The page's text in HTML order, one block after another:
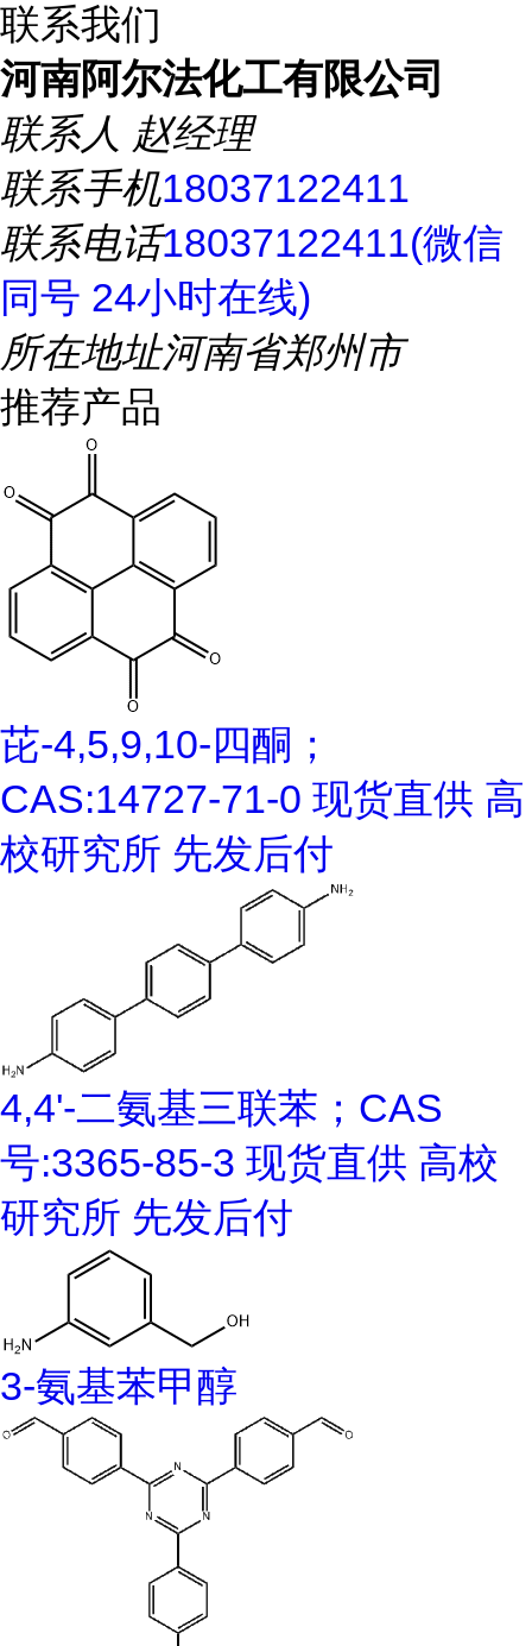
联系我们
河南阿尔法化工有限公司
联系人 赵经理
联系手机18037122411
联系电话18037122411(微信
同号 24小时在线)
所在地址河南省郑州市
推荐产品
芘-4,5,9,10-四酮；
CAS:14727-71-0 现货直供 高
校研究所 先发后付
4,4'-二氨基三联苯；CAS
号:3365-85-3 现货直供 高校
研究所 先发后付
3-氨基苯甲醇